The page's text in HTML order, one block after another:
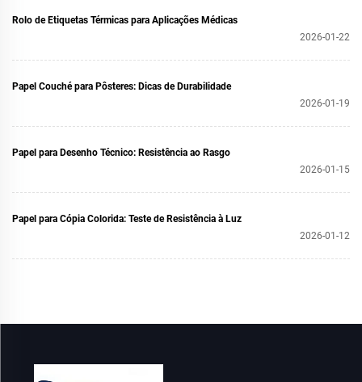
Rolo de Etiquetas Térmicas para Aplicações Médicas
2026-01-22
Papel Couché para Pôsteres: Dicas de Durabilidade
2026-01-19
Papel para Desenho Técnico: Resistência ao Rasgo
2026-01-15
Papel para Cópia Colorida: Teste de Resistência à Luz
2026-01-12